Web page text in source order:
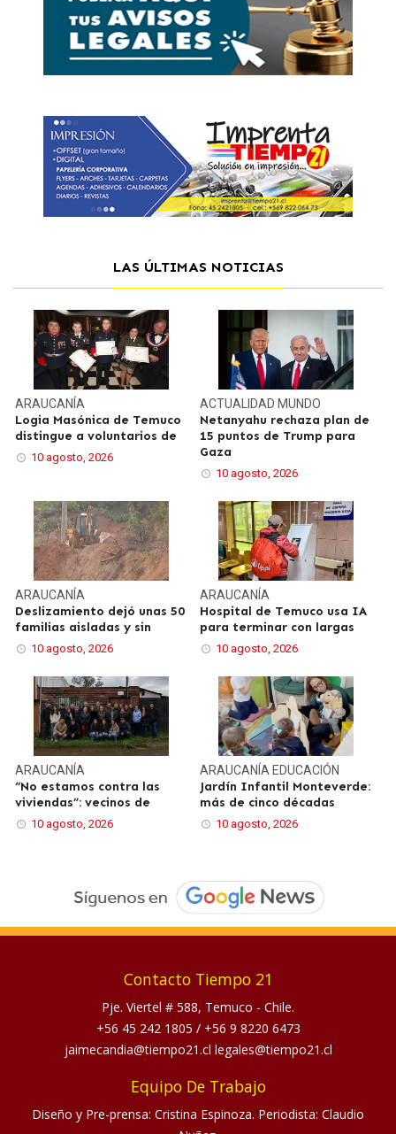
LAS ÚLTIMAS NOTICIAS
ARAUCANÍA
Logia Masónica de Temuco
distingue a voluntarios de
10 agosto, 2026
ACTUALIDAD MUNDO
Netanyahu rechaza plan de
15 puntos de Trump para
Gaza
10 agosto, 2026
ARAUCANÍA
Deslizamiento dejó unas 50
familias aisladas y sin
10 agosto, 2026
ARAUCANÍA
Hospital de Temuco usa IA
para terminar con largas
10 agosto, 2026
ARAUCANÍA
“No estamos contra las
viviendas”: vecinos de
10 agosto, 2026
ARAUCANÍA EDUCACIÓN
Jardín Infantil Monteverde:
más de cinco décadas
10 agosto, 2026
Contacto Tiempo 21
Pje. Viertel # 588, Temuco - Chile.
+56 45 242 1805 / +56 9 8220 6473
jaimecandia@tiempo21.cl legales@tiempo21.cl
Equipo De Trabajo
Diseño y Pre-prensa: Cristina Espinoza. Periodista: Claudio